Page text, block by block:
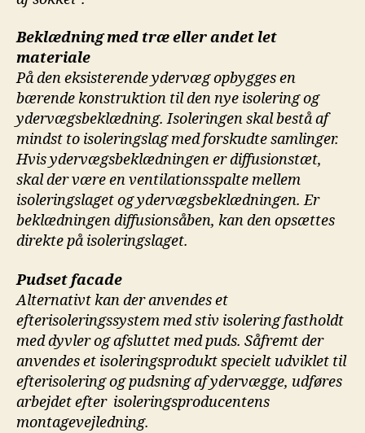
Beklædning med træ eller andet let
materiale
På den eksisterende ydervæg opbygges en
bærendekonstruktion til den nye isolering og
ydervægsbeklædning.Isoleringen skal bestå af
mindst to isoleringslagmed forskudte samlinger.
Hvis ydervægsbeklædningener diffusionstæt,
skal der være enventilationsspalte mellem
isoleringslaget og ydervægsbeklædningen. Er
beklædningen diffusionsåben, kan den opsættes
direkte på isoleringslaget.
Pudset facade
Alternativt kan der anvendes et
efterisoleringssystemmed stiv isolering fastholdt
med dyvler og afsluttetmed puds. Såfremt der
anvendes et isoleringsproduktspecielt udviklet til
efterisolering og pudsning afydervægge, udføres
arbejdet efter isoleringsproducentens
montagevejledning.